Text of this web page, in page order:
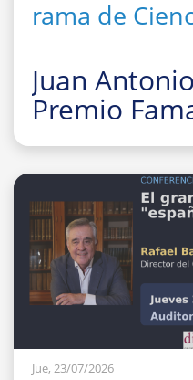
rama de
Juan
Premio
la rama de
La Facultad de Fí
Jue, 23/07/2026